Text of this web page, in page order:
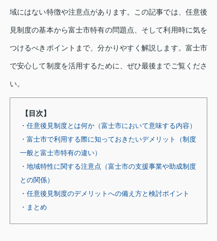
域にはない特徴や注意点があります。この記事では、任意後
見制度の基本から富士市特有の問題点、そして利用時に気を
つけるべきポイントまで、分かりやすく解説します。富士市
で安心して制度を活用するために、ぜひ最後までご覧くださ
い。
【目次】
・任意後見制度とは何か（富士市において意味する内容）
・富士市で利用する際に知っておきたいデメリット（制度
一般と富士市特有の違い）
・地域特性に関する注意点（富士市の支援事業や助成制度
との関係）
・任意後見制度のデメリットへの備え方と検討ポイント
・まとめ